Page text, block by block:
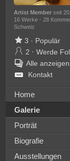
Artist Memberseit
16 Werke · 28
Schweiz
3 · Populär
2 · Werde
Alle anzeigen
Kontakt
Home
Galerie
Porträt
Biografie
Ausstellungen